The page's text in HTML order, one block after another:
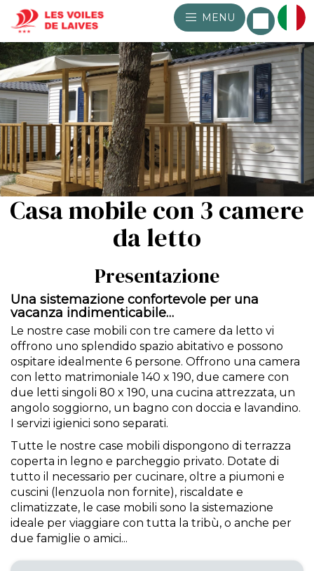
MENU
Casa mobile con 3 camere
da letto
Presentazione
Una sistemazione confortevole per una
vacanza indimenticabile…
Le nostre case mobili con tre camere da letto vi
offrono uno splendido spazio abitativo e possono
ospitare idealmente 6 persone. Offrono una camera
con letto matrimoniale 140 x 190, due camere con
due letti singoli 80 x 190, una cucina attrezzata, un
angolo soggiorno, un bagno con doccia e lavandino.
I servizi igienici sono separati.
Tutte le nostre case mobili dispongono di terrazza
coperta in legno e parcheggio privato. Dotate di
tutto il necessario per cucinare, oltre a piumoni e
cuscini (lenzuola non fornite), riscaldate e
climatizzate, le case mobili sono la sistemazione
ideale per viaggiare con tutta la tribù, o anche per
due famiglie o amici...